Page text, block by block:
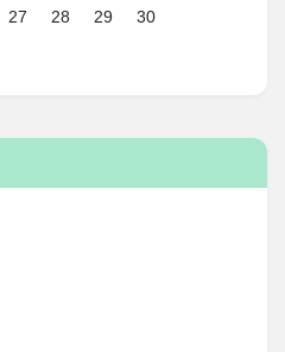
27 28 29
30